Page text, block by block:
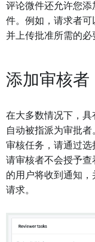
评论微件还允许您
件。例如，请求者可
并上传批准所需的必
添加审核者
在大多数情况下，
自动被指派为审批
审核任务，请通过选
请审核者不会授予
的用户将收到通知
请求。